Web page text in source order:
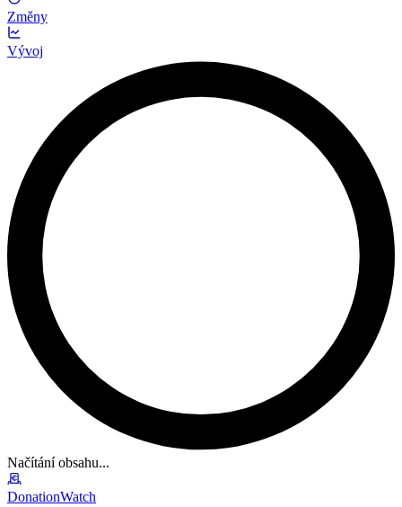
Změny
Vývoj
Načítání obsahu...
DonationWatch